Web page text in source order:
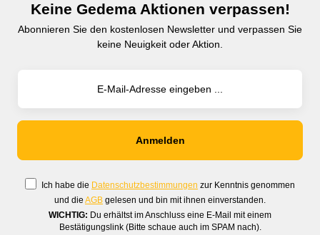
Keine Gedema Aktionen verpassen!
Abonnieren Sie den kostenlosen Newsletter und verpassen Sie
keine Neuigkeit oder Aktion.
Ich habe die Datenschutzbestimmungen zur Kenntnis genommen
und die AGB gelesen und bin mit ihnen einverstanden.
WICHTIG: Du erhältst im Anschluss eine E-Mail mit einem
Bestätigungslink (Bitte schaue auch im SPAM nach).